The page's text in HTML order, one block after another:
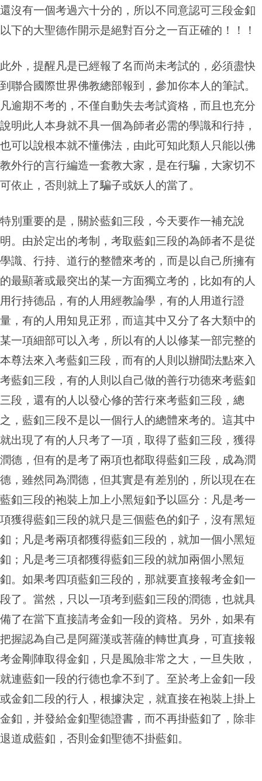
還沒有一個考過六十分的，所以不同意認可三段金釦
以下的大聖德作開示是絕對百分之一百正確的！！！
此外，提醒凡是已經報了名而尚未考試的，必須盡快
到聯合國際世界佛教總部報到，參加你本人的筆試。
凡逾期不考的，不僅自動失去考試資格，而且也充分
說明此人本身就不具一個為師者必需的學識和行持，
也可以說根本就不懂佛法，由此可知此類人只能以佛
教外行的言行編造一套教大家，是在行騙，大家切不
可依止，否則就上了騙子或妖人的當了。
特別重要的是，關於藍釦三段，今天要作一補充說
明。由於定出的考制，考取藍釦三段的為師者不是從
學識、行持、道行的整體來考的，而是以自己所擁有
的最顯著或最突出的某一方面獨立考的，比如有的人
用行持德品，有的人用經教論學，有的人用道行證
量，有的人用知見正邪，而這其中又分了各大類中的
某一項細部可以入考，所以有的人以修某一部完整的
本尊法來入考藍釦三段，而有的人則以辦聞法點來入
考藍釦三段，有的人則以自己做的善行功德來考藍釦
三段，還有的人以發心修的苦行來考藍釦三段，總
之，藍釦三段不是以一個行人的總體來考的。這其中
就出現了有的人只考了一項，取得了藍釦三段，獲得
潤德，但有的是考了兩項也都取得藍釦三段，成為潤
德，雖然同為潤德，但其實是有差別的，所以現在在
藍釦三段的袍裝上加上小黑短釦予以區分：凡是考一
項獲得藍釦三段的就只是三個藍色的釦子，沒有黑短
釦；凡是考兩項都獲得藍釦三段的，就加一個小黑短
釦；凡是考三項都獲得藍釦三段的就加兩個小黑短
釦。如果考四項藍釦三段的，那就要直接報考金釦一
段了。當然，只以一項考到藍釦三段的潤德，也就具
備了在當下直接請考金釦一段的資格。另外，如果有
把握認為自己是阿羅漢或菩薩的轉世真身，可直接報
考金剛陣取得金釦，只是風險非常之大，一旦失敗，
就連藍釦一段的行德也拿不到了。至於考上金釦一段
或金釦二段的行人，根據決定，就直接在袍裝上掛上
金釦，并發給金釦聖德證書，而不再掛藍釦了，除非
退道成藍釦，否則金釦聖德不掛藍釦。